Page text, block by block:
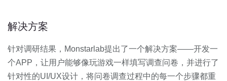
解决方案
针对调研结果，Monstarlab提出了一个解决方案——开发一
个APP，让用户能够像玩游戏一样填写调查问卷，并进行了
针对性的UI/UX设计，将问卷调查过程中的每一个步骤都重